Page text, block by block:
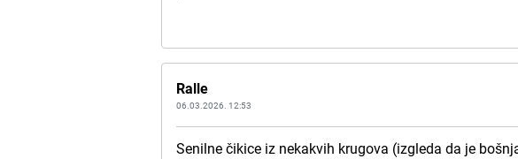
Ralle
06.03.2026. 12:53
Senilne čikice iz nekakvih krugova (izgleda da je